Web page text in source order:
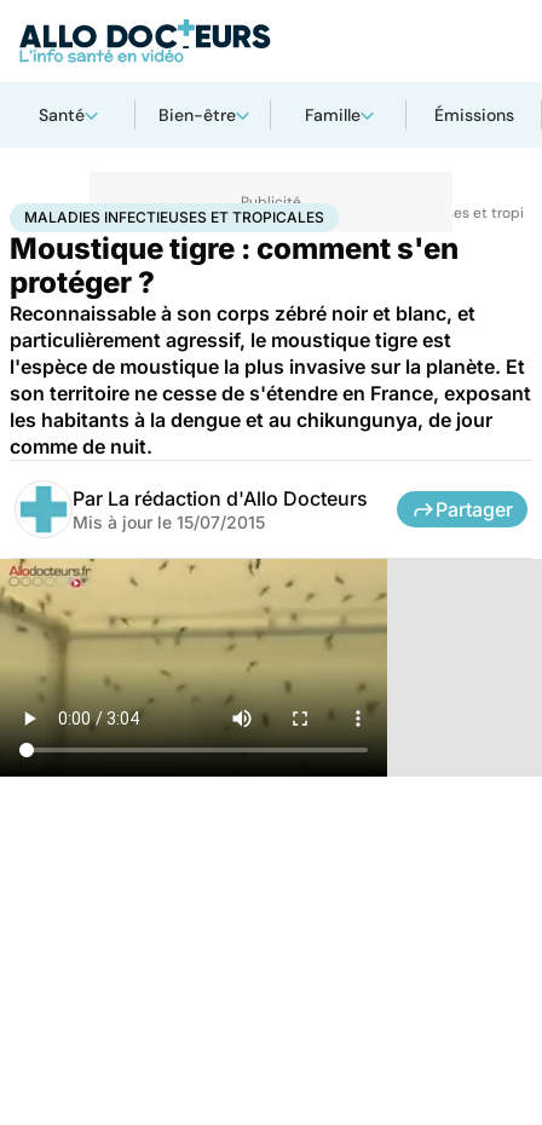
Santé Bien-être Famille Émissions
AccueilSantéMaladiesMaladies infectieusesMaladies infectieuses et
MALADIES INFECTIEUSES ET TROPICALES
Moustique tigre : comment s'en
protéger ?
Reconnaissable à son corps zébré noir et blanc, et
particulièrement agressif, le moustique tigre est
l'espèce de moustique la plus invasive sur la planète. Et
son territoire ne cesse de s'étendre en France, exposant
les habitants à la dengue et au chikungunya, de jour
comme de nuit.
Par La rédaction d'Allo Docteurs
Mis à jour le 15/07/2015
Partager